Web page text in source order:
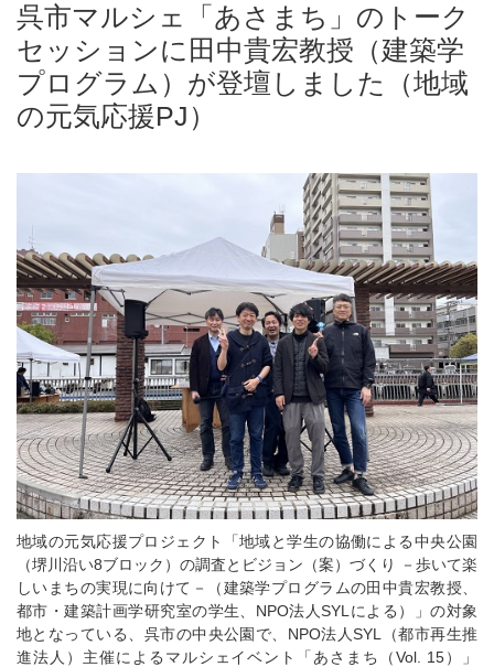
呉市マルシェ「あさまち」のトーク
セッションに田中貴宏教授（建築学
プログラム）が登壇しました（地域
の元気応援PJ）
地域の元気応援プロジェクト「地域と学生の協働による中央公園
（堺川沿い8ブロック）の調査とビジョン（案）づくり －歩いて楽
しいまちの実現に向けて－（建築学プログラムの田中貴宏教授、
都市・建築計画学研究室の学生、NPO法人SYLによる）」の対象
地となっている、呉市の中央公園で、NPO法人SYL（都市再生推
進法人）主催によるマルシェイベント「あさまち（Vol. 15）」